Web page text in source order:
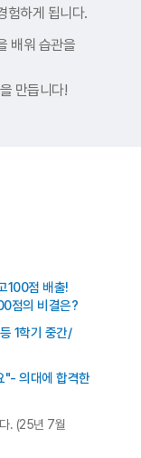
험하게 됩니다.
배워 습관을
만듭니다!
100점 배출!
점의 비결은?
1학기 중간/
"- 의대에 합격한
. (25년 7월